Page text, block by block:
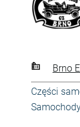
Brno
Części